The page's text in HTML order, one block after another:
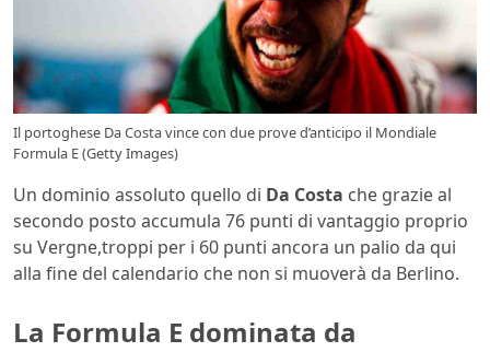
Il portoghese Da Costa vince con due prove d’anticipo il Mondiale
Formula E (Getty Images)
Un dominio assoluto quello di Da Costa che grazie al
secondo posto accumula 76 punti di vantaggio proprio
su Vergne,troppi per i 60 punti ancora un palio da qui
alla fine del calendario che non si muoverà da Berlino.
La Formula E dominata da